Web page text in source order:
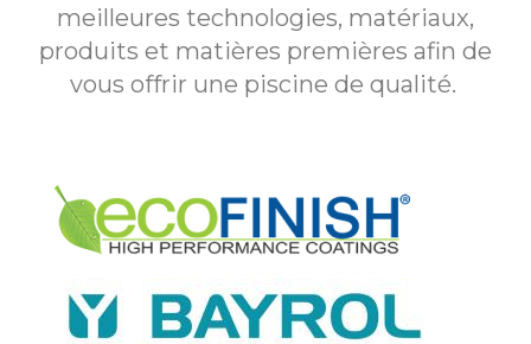
meilleures technologies, matériaux,
produits et matières premières afin de
vous offrir une piscine de qualité.